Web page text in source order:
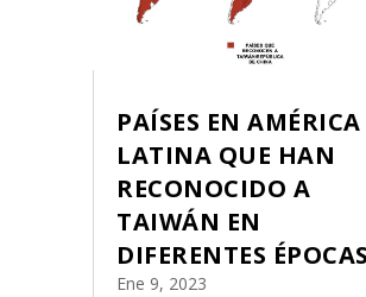
PAÍSES EN AMÉRICA
LATINA QUE HAN
RECONOCIDO A
TAIWÁN EN
DIFERENTES ÉPOCAS
Ene 9, 2023